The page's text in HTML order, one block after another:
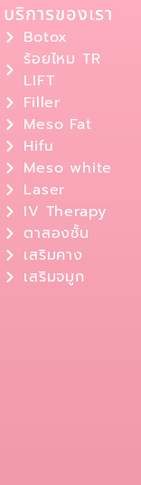
บริการของเรา
Botox
ร้อยไหม TR
LIFT
Filler
Meso Fat
Hifu
Meso white
Laser
IV Therapy
ตาสองชั้น
เสริมคาง
เสริมจมูก